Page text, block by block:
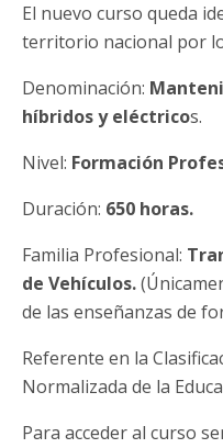
El nuevo curso queda
territorio nacional por
Denominación:
híbridos y eléctricos.
Nivel: Formación
Duración: 650 horas.
Familia Profesional:
de Vehículos.
de las enseñanzas de
Referente en la
Normalizada de la
Para acceder al curso